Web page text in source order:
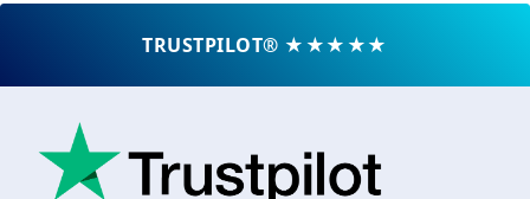
TRUSTPILOT® ★★★★★